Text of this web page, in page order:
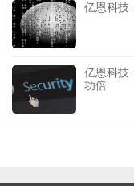
亿恩科技
亿恩科技
功倍